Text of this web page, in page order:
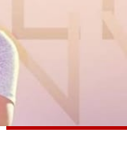
كأس العالم
جدول البرامج